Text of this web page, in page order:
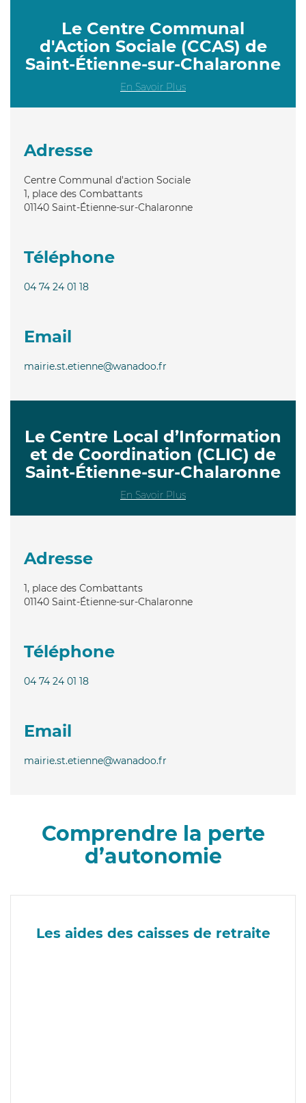
Le Centre Communal
d'Action Sociale (CCAS) de
Saint-Étienne-sur-Chalaronne
En Savoir Plus
Adresse
Centre Communal d'action Sociale
1, place des Combattants
01140 Saint-Étienne-sur-Chalaronne
Téléphone
04 74 24 01 18
Email
mairie.st.etienne@wanadoo.fr
Le Centre Local d’Information
et de Coordination (CLIC) de
Saint-Étienne-sur-Chalaronne
En Savoir Plus
Adresse
1, place des Combattants
01140 Saint-Étienne-sur-Chalaronne
Téléphone
04 74 24 01 18
Email
mairie.st.etienne@wanadoo.fr
Comprendre la perte
d’autonomie
Les aides des caisses de retraite